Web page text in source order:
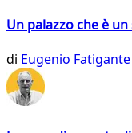
Un palazzo che è
di Eugenio Fatigante